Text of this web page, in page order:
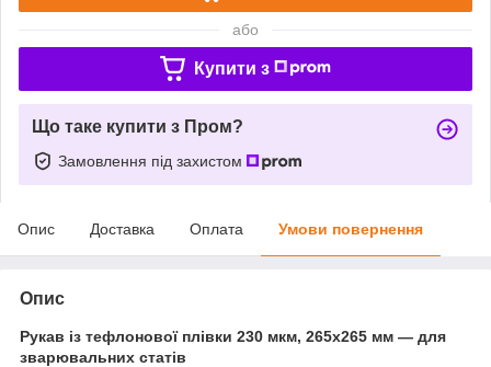
або
Купити з
Що таке купити з Пром?
Замовлення під захистом
Опис Доставка Оплата Умови повернення
Опис
Рукав із тефлонової плівки 230 мкм, 265х265 мм — для
зварювальних статів